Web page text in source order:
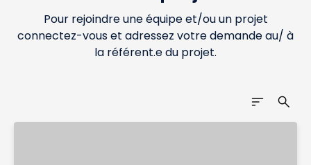
Pour rejoindre une équipe et/ou un projet
connectez-vous et adressez votre demande au/ à
la référent.e du projet.
search
sort